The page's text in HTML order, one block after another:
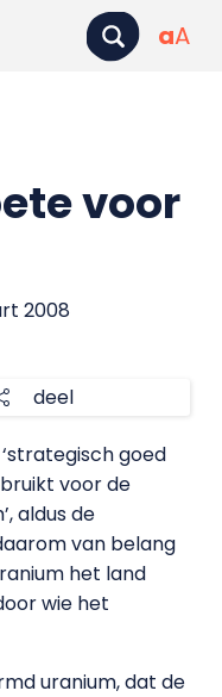
aA
voor
2008
deel
goed
voor de
aldus de
van belang
het land
wie het
uranium, dat de